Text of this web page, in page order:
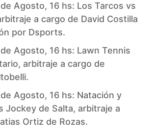
Agosto, 16 hs: Los Tarcos vs
a cargo de David Costilla
por Dsports.
Agosto, 16 hs: Lawn Tennis
arbitraje a cargo de
Agosto, 16 hs: Natación y
Jockey de Salta, arbitraje a
Ortiz de Rozas.